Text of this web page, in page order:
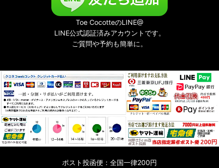
Toe CocotteのLINE@
LINE公式認証済みアカウントです。
ご質問や予約も簡単に。
ポスト投函便：全国一律200円